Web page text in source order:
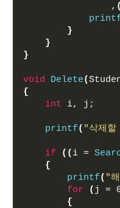
                ,
(
}
}
}
void Delete(
{
int i, j;
printf( "삭제
if (( i =
{
printf( "
for
( j =
{